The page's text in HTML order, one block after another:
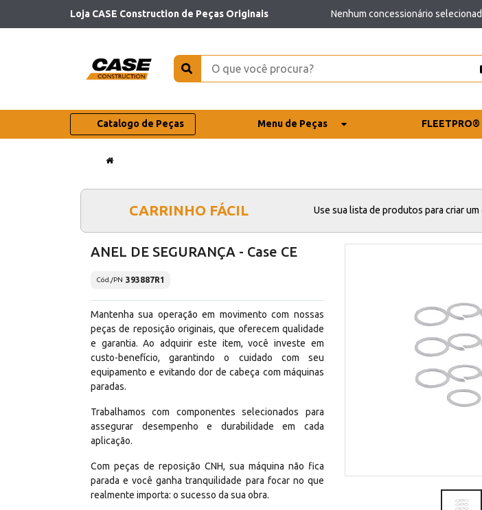
Loja CASE Construction de Peças Originais Nenhum concessionário
Catalogo de Peças Menu de Peças FLEETPRO®
CARRINHO FÁCIL Use sua lista de produtos para criar
ANEL DE SEGURANÇA - Case CE
Cód./PN 393887R1
Mantenha sua operação em movimento com nossas
peças de reposição originais, que oferecem qualidade
e garantia. Ao adquirir este item, você investe em
custo-benefício, garantindo o cuidado com seu
equipamento e evitando dor de cabeça com máquinas
paradas.
Trabalhamos com componentes selecionados para
assegurar desempenho e durabilidade em cada
aplicação.
Com peças de reposição CNH, sua máquina não fica
parada e você ganha tranquilidade para focar no que
realmente importa: o sucesso da sua obra.